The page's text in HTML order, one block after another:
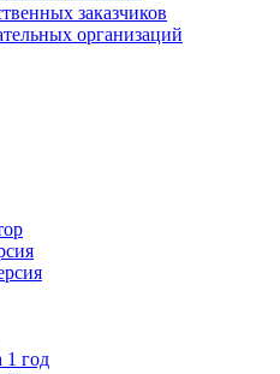
заказчиков
организаций
1 год